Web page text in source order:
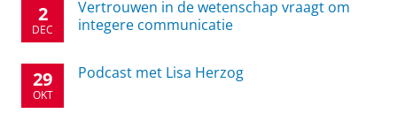
2
DEC
Vertrouwen in de wetenschap vraagt om
integere communicatie
29
OKT
Podcast met Lisa Herzog